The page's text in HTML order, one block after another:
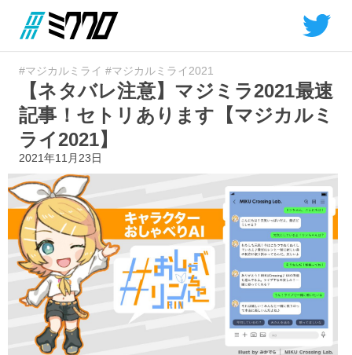
#マジカルミライ #マジカルミライ2021
【ネタバレ注意】マジミラ2021最速
記事！セトリあります【マジカルミ
ライ2021】
2021年11月23日